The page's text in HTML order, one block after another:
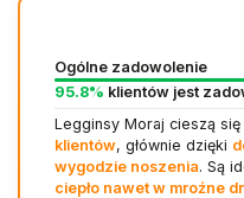
Ogólne zadowolenie
95.8% klientów jest
Legginsy Moraj cieszą się
klientów, głównie dzięki
wygodzie noszenia. Są
ciepło nawet w mroźne